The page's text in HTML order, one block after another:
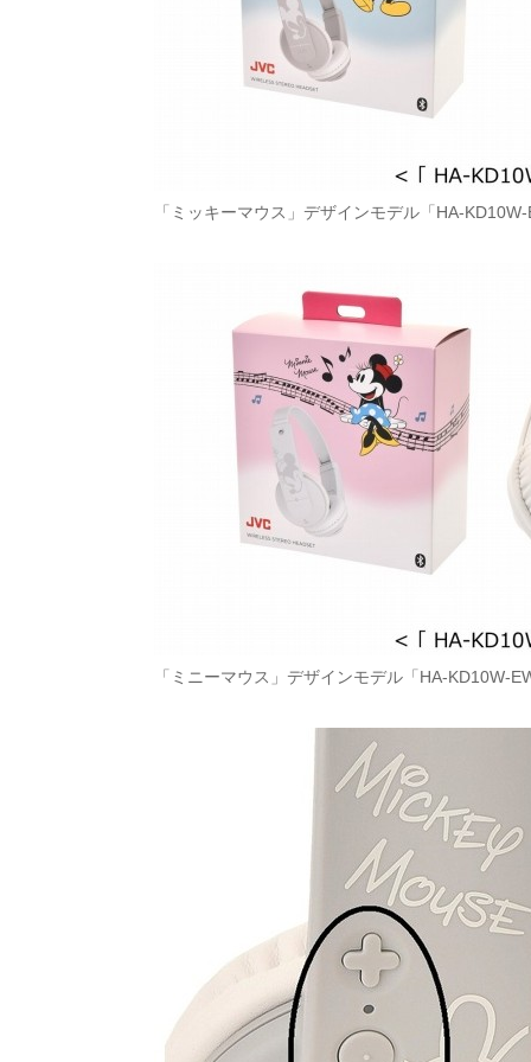
「ミッキーマウス」デザインモデル「HA-
「ミニーマウス」デザインモデル「HA-KD10W-